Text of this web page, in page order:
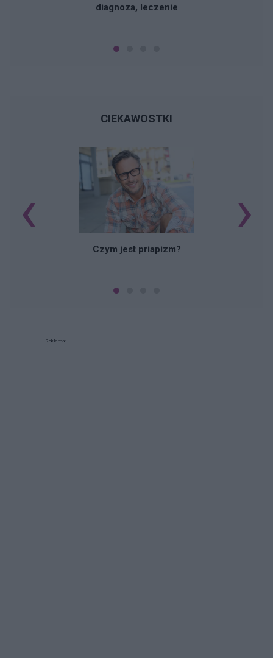
diagnoza, leczenie
CIEKAWOSTKI
Czym jest priapizm?
‹ ›
Reklama: